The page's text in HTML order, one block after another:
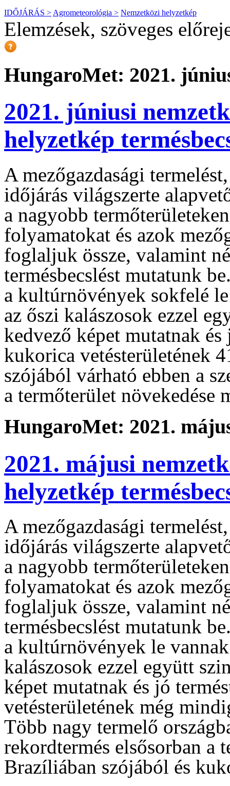
IDŐJÁRÁS > Agrometeorológia > Nemzetközi helyzetkép
Elemzések, szöveges
HungaroMet: 2021.
2021. júniusi
helyzetkép
A mezőgazdasági
időjárás világszerte
a nagyobb
folyamatokat és azok
foglaljuk össze, valamint
termésbecslést mutatunk
a kultúrnövények sokfelé
az őszi kalászosok ezzel
kedvező képet mutatnak
kukorica vetésterületének
szójából várható ebben a
a termőterület növekedése
HungaroMet: 2021.
2021. májusi
helyzetkép
A mezőgazdasági
időjárás világszerte
a nagyobb
folyamatokat és azok
foglaljuk össze, valamint
termésbecslést mutatunk
a kultúrnövények le
kalászosok ezzel együtt
képet mutatnak és jó
vetésterületének még
Több nagy termelő
rekordtermés elsősorban a
Brazíliában szójából és